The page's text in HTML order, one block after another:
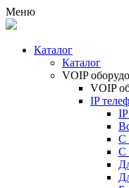
Меню
Каталог
Каталог
VOIP
VOIP
IP
С
C